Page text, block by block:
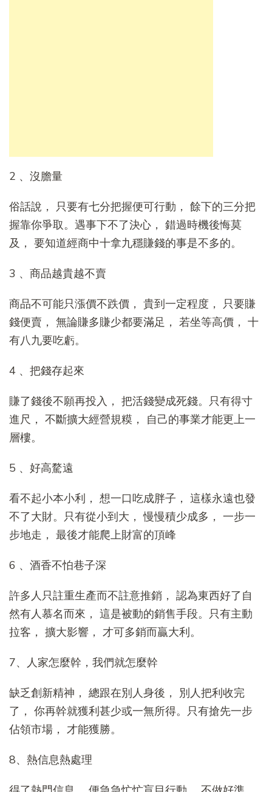
2 、沒膽量
俗話說， 只要有七分把握便可行動， 餘下的三分把
握靠你爭取。遇事下不了決心， 錯過時機後悔莫
及， 要知道經商中十拿九穩賺錢的事是不多的。
3 、商品越貴越不賣
商品不可能只漲價不跌價， 貴到一定程度， 只要賺
錢便賣， 無論賺多賺少都要滿足， 若坐等高價， 十
有八九要吃虧。
4 、把錢存起來
賺了錢後不願再投入， 把活錢變成死錢。只有得寸
進尺， 不斷擴大經營規糢， 自己的事業才能更上一
層樓。
5 、好高騖遠
看不起小本小利， 想一口吃成胖子， 這樣永遠也發
不了大財。只有從小到大， 慢慢積少成多， 一步一
步地走， 最後才能爬上財富的頂峰
6 、酒香不怕巷子深
許多人只註重生產而不註意推銷， 認為東西好了自
然有人慕名而來， 這是被動的銷售手段。只有主動
拉客， 擴大影響， 才可多銷而贏大利。
7、人家怎麼幹，我們就怎麼幹
缺乏創新精神， 總跟在別人身後， 別人把利收完
了， 你再幹就獲利甚少或一無所得。只有搶先一步
佔領市場， 才能獲勝。
8、熱信息熱處理